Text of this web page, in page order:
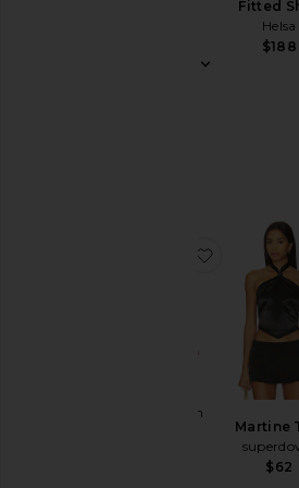
Fitted
Helsa
$188
With Jean
ajouter
Martine
$62